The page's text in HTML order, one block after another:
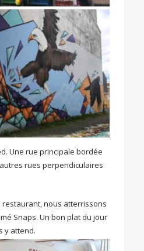
Une rue principale bordée
rues perpendiculaires
restaurant, nous atterrissons
Snaps. Un bon plat du jour
y attend.